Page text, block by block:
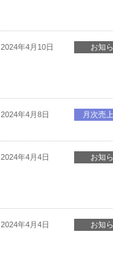
2024年4月10日 お知
2024年4月8日 月次売
2024年4月4日 お知
2024年4月4日 お知